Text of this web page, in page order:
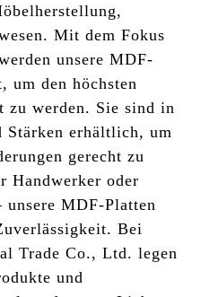
Mit dem Fokus
unsere MDF-
um den höchsten
zu werden. Sie sind in
Stärken erhältlich, um
gerecht zu
Handwerker oder
unsere MDF-Platten
Bei
Trade Co., Ltd. legen
und